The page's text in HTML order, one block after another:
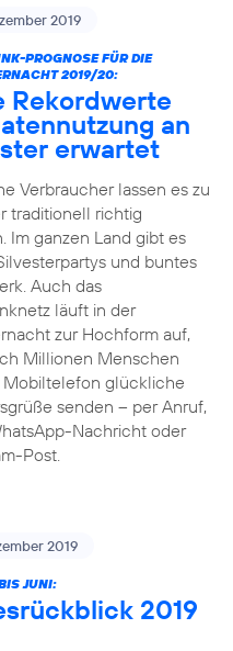
2019
PROGNOSE FÜR DIE
2019/20:
Rekordwerte
an
erwartet
Verbraucher lassen es zu
traditionell richtig
Im ganzen Land gibt es
und buntes
Auch das
läuft in der
zur Hochform auf,
Millionen Menschen
Mobiltelefon glückliche
senden – per Anruf,
Nachricht oder
Post.
2019
JUNI:
2019